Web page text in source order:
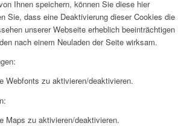
Ihnen speichern, können Sie diese hier
Sie, dass eine Deaktivierung dieser Cookies die
unserer Webseite erheblich beeinträchtigen
nach einem Neuladen der Seite wirksam.
Webfonts zu aktivieren/deaktivieren.
Maps zu aktivieren/deaktivieren.